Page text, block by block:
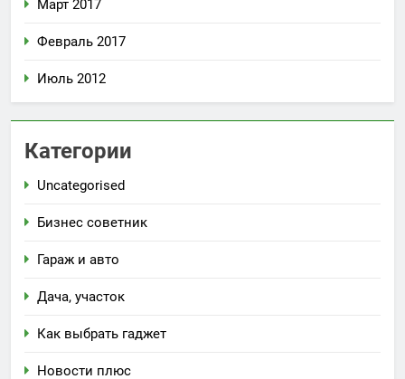
Март 2017
Февраль 2017
Июль 2012
Категории
Uncategorised
Бизнес советник
Гараж и авто
Дача, участок
Как выбрать гаджет
Новости плюс